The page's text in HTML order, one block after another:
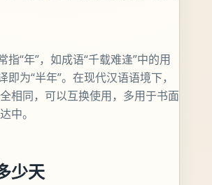
指“年”，如成语“千载难逢”中的用
即为“半年”。在现代汉语语境下，
相同，可以互换使用，多用于书面
中。
少天